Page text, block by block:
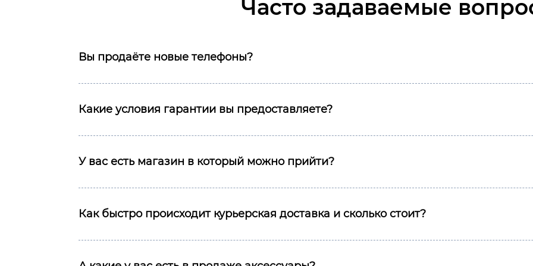
Часто задаваемые
Вы продаёте новые телефоны?
Какие условия гарантии вы предоставляете?
У вас есть магазин в который можно прийти?
Как быстро происходит курьерская доставка и сколько стоит?